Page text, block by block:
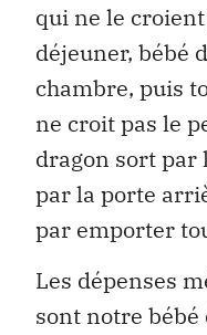
qui ne le
déjeuner, bébé
chambre, puis
ne croit pas le
dragon sort par
par la porte
par emporter
Les dépenses
sont notre